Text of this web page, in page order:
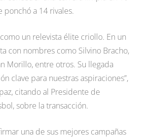
ponchó a 14 rivales.
un relevista élite criollo. En un
con nombres como Silvino Bracho,
Morillo, entre otros. Su llegada
clave para nuestras aspiraciones”,
citando al Presidente de
sobre la transacción.
una de sus mejores campañas